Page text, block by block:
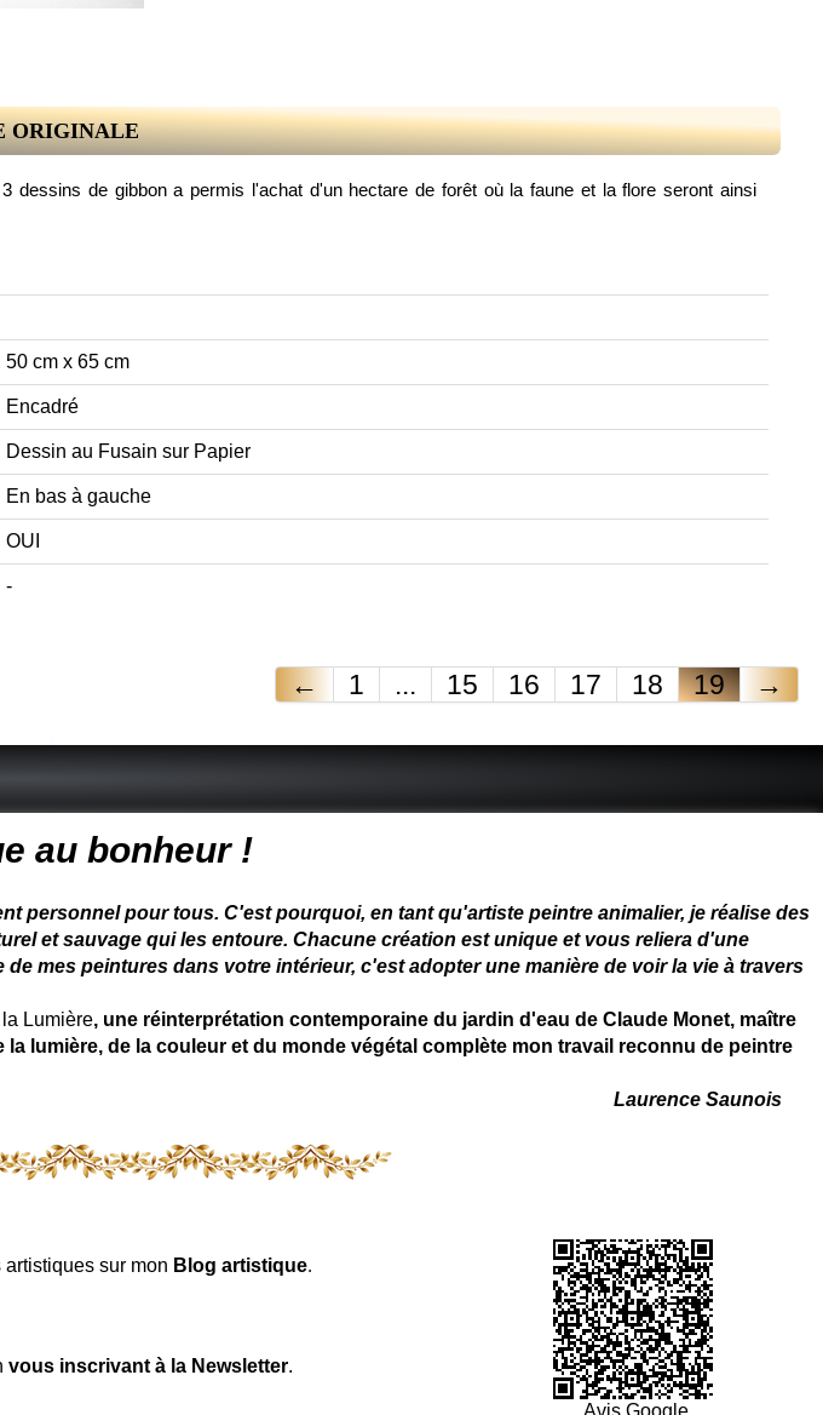
ORIGINALE
de gibbon a permis l'achat d'un hectare de forêt où la faune et la flore seront ainsi
50 cm x 65 cm
Encadré
Dessin au Fusain sur Papier
En bas à gauche
OUI
-
← 1 ... 15 16 17 18 19 →
au bonheur !
personnel pour tous. C'est pourquoi, en tant qu'artiste peintre animalier, je réalise des
et sauvage qui les entoure. Chacune création est unique et vous reliera d'une
mes peintures dans votre intérieur, c'est adopter une manière de voir la vie à travers
Lumière, une réinterprétation contemporaine du jardin d'eau de Claude Monet, maître
la lumière, de la couleur et du monde végétal complète mon travail reconnu de peintre
Laurence Saunois
sur mon Blog artistique.
vous inscrivant à la Newsletter.
Avis Google